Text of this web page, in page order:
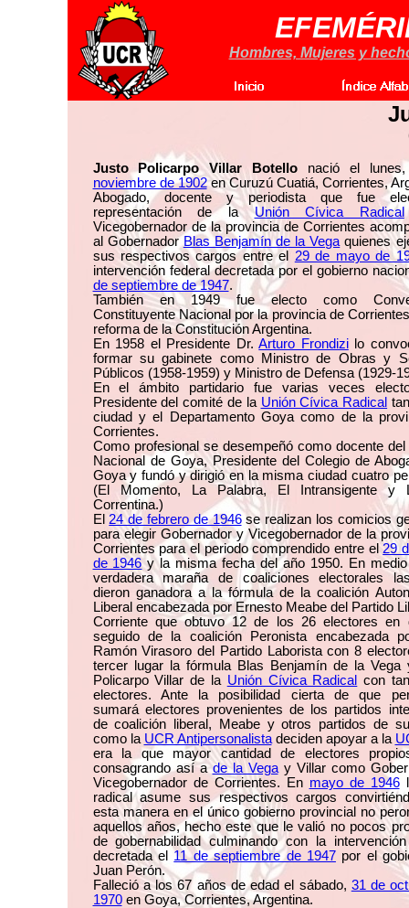
Hombres, Mujeres y
Justo Policarpo Villar Botello nació el
noviembre de 1902en Curuzú Cuatiá, Corrientes,
Abogado, docente y periodista que fue
representación de laUnión Cívica Radical
Vicegobernador de la provincia de Corrientes
al Gobernador Blas Benjamín de la Vega quienes
sus respectivos cargos entre el 29 de mayo de
intervención federal decretada por el gobierno
de septiembre de 1947.
También en 1949 fue electo como
Constituyente Nacional por la provincia de
reforma de la Constitución Argentina.
En 1958 el Presidente Dr.Arturo Frondizilo
formar su gabinete como Ministro de Obras y
Públicos (1958-1959) y Ministro de Defensa (1929-
En el ámbito partidario fue varias veces
Presidente del comité de la Unión Cívica Radical
ciudad y el Departamento Goya como de la
Corrientes.
Como profesional se desempeñó como docente del
Nacional de Goya, Presidente del Colegio de
Goya y fundó y dirigió en la misma ciudad cuatro
(El Momento, La Palabra, El Intransigente y
Correntina.)
El 24 de febrero de 1946se realizan los comicios
para elegir Gobernador y Vicegobernador de la
Corrientes para el periodo comprendido entre el29
de 1946y la misma fecha del año 1950. En
verdadera maraña de coaliciones electorales
dieron ganadora a la fórmula de la coalición
Liberal encabezada por Ernesto Meabe del Partido
Corriente que obtuvo 12 de los 26 electores en
seguido de la coalición Peronista encabezada
Ramón Virasoro del Partido Laborista con 8
tercer lugar la fórmula Blas Benjamín de la Vega
Policarpo Villar de la Unión Cívica Radical
con
electores. Ante la posibilidad cierta de que
sumará electores provenientes de los partidos
de coalición liberal, Meabe y otros partidos de
como la UCR Antipersonalistadeciden apoyar a la
era la que mayor cantidad de electores
consagrando así ade la Vegay Villar como
Vicegobernador de Corrientes. En mayo de 1946
radical asume sus respectivos cargos
esta manera en el único gobierno provincial no
aquellos años, hecho este que le valió no pocos
de gobernabilidad culminando con la
decretada el 11 de septiembre de 1947por el
Juan Perón.
Falleció a los 67 años de edad el sábado, 31 de
1970en Goya, Corrientes, Argentina.